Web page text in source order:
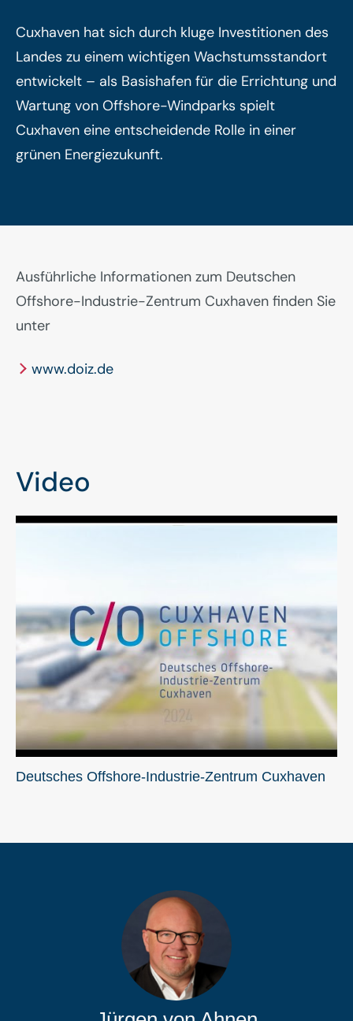
Cuxhaven hat sich durch kluge Investitionen des
Landes zu einem wichtigen Wachstumsstandort
entwickelt – als Basishafen für die Errichtung und
Wartung von Offshore-Windparks spielt
Cuxhaven eine entscheidende Rolle in einer
grünen Energiezukunft.
Ausführliche Informationen zum Deutschen
Offshore-Industrie-Zentrum Cuxhaven finden Sie
unter
www.doiz.de
Video
Deutsches Offshore-Industrie-Zentrum Cuxhaven